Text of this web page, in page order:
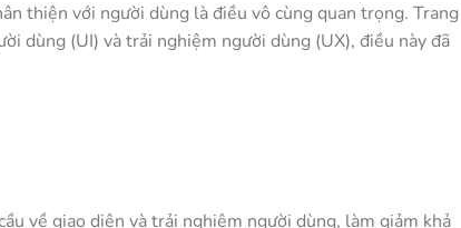
thiện với người dùng là điều vô cùng quan trọng. Trang
dùng (UI) và trải nghiệm người dùng (UX), điều này đã
về giao diện và trải nghiệm người dùng, làm giảm khả